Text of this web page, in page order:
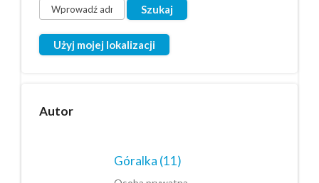
Użyj mojej lokalizacji
Autor
Góralka (11)